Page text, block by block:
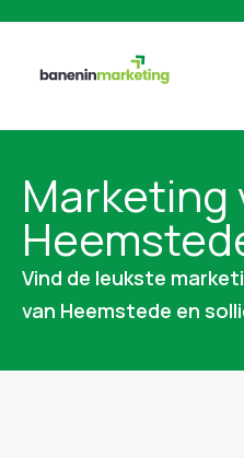
Marketing
Vind de leukste
van Heemstede en